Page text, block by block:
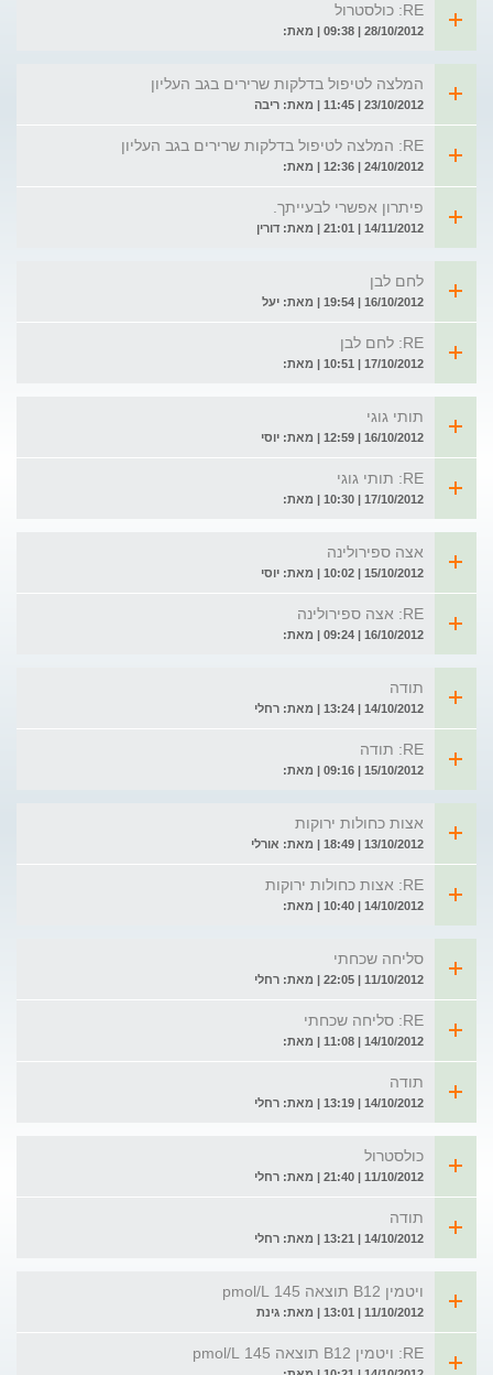
RE: כולסטרול
28/10/2012 | 09:38 | מאת:
המלצה לטיפול בדלקות שרירים בגב העליון
23/10/2012 | 11:45 | מאת: ריבה
RE: המלצה לטיפול בדלקות שרירים בגב העליון
24/10/2012 | 12:36 | מאת:
פיתרון אפשרי לבעייתך.
14/11/2012 | 21:01 | מאת: דורין
לחם לבן
16/10/2012 | 19:54 | מאת: יעל
RE: לחם לבן
17/10/2012 | 10:51 | מאת:
תותי גוגי
16/10/2012 | 12:59 | מאת: יוסי
RE: תותי גוגי
17/10/2012 | 10:30 | מאת:
אצה ספירולינה
15/10/2012 | 10:02 | מאת: יוסי
RE: אצה ספירולינה
16/10/2012 | 09:24 | מאת:
תודה
14/10/2012 | 13:24 | מאת: רחלי
RE: תודה
15/10/2012 | 09:16 | מאת:
אצות כחולות ירוקות
13/10/2012 | 18:49 | מאת: אורלי
RE: אצות כחולות ירוקות
14/10/2012 | 10:40 | מאת:
סליחה שכחתי
11/10/2012 | 22:05 | מאת: רחלי
RE: סליחה שכחתי
14/10/2012 | 11:08 | מאת:
תודה
14/10/2012 | 13:19 | מאת: רחלי
כולסטרול
11/10/2012 | 21:40 | מאת: רחלי
תודה
14/10/2012 | 13:21 | מאת: רחלי
ויטמין B12 תוצאה 145 pmol/L
11/10/2012 | 13:01 | מאת: גינת
RE: ויטמין B12 תוצאה 145 pmol/L